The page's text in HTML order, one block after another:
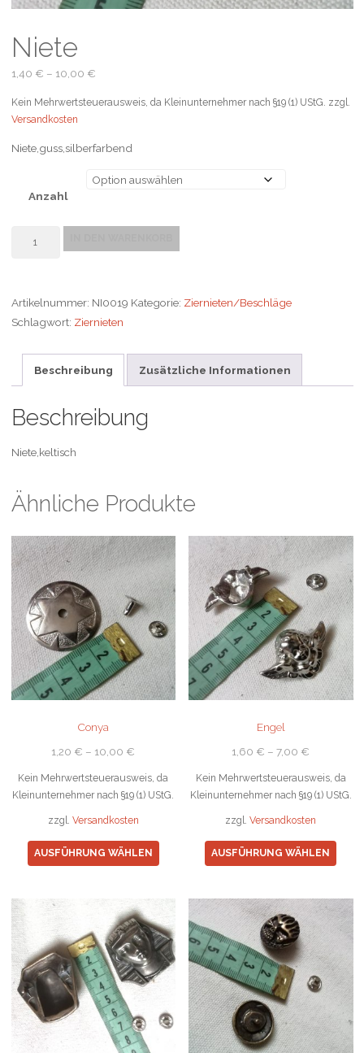
Niete
1,40 € – 10,00 €
Kein Mehrwertsteuerausweis, da Kleinunternehmer nach §19 (1) UStG. zzgl.
Versandkosten
Niete,guss,silberfarbend
Anzahl
Artikelnummer: NI0019 Kategorie: Ziernieten/Beschläge
Schlagwort: Ziernieten
Beschreibung Zusätzliche Informationen
Beschreibung
Niete,keltisch
Ähnliche Produkte
Conya
1,20 € – 10,00 €
Kein Mehrwertsteuerausweis, da
Kleinunternehmer nach §19 (1) UStG.
zzgl. Versandkosten
AUSFÜHRUNG WÄHLEN
Dieses
Produkt
mehrere
Varianten
auf.
Die
Optionen
können
auf
Engel
1,60 € –7,00 €
Kein Mehrwertsteuerausweis, da
Kleinunternehmer nach §19 (1) UStG.
zzgl.Versandkosten
AUSFÜHRUNG WÄHLEN
auf.
Die
auf
der